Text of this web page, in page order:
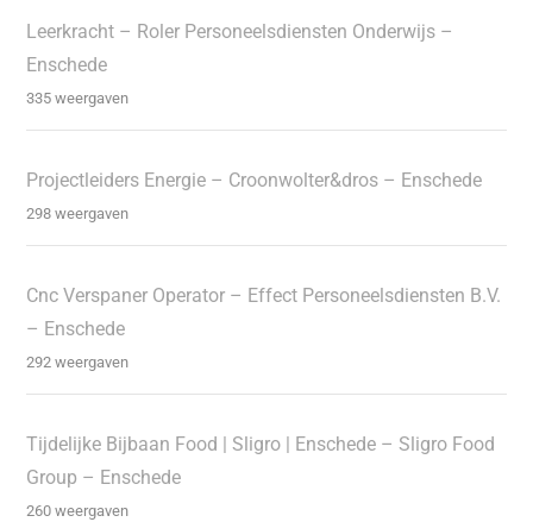
Leerkracht – Roler Personeelsdiensten Onderwijs –
Enschede
335 weergaven
Projectleiders Energie – Croonwolter&dros – Enschede
298 weergaven
Cnc Verspaner Operator – Effect Personeelsdiensten B.V.
– Enschede
292 weergaven
Tijdelijke Bijbaan Food | Sligro | Enschede – Sligro Food
Group – Enschede
260 weergaven